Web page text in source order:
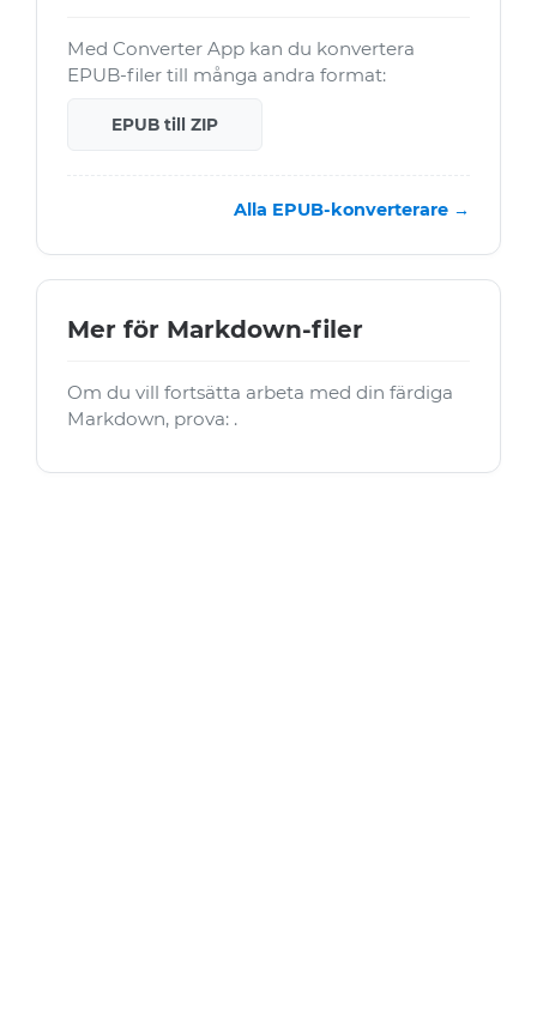
Med Converter App kan du konvertera
EPUB-filer till många andra format:
EPUB till ZIP
Alla EPUB-konverterare →
Mer för Markdown-filer
Om du vill fortsätta arbeta med din färdiga
Markdown, prova: .